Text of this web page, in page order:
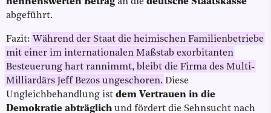
abgeführt.
Fazit: Während der Staat die heimischen Familienbetriebe
mit einer im internationalen Maßstab exorbitanten
Besteuerung hart rannimmt, bleibt die Firma des Multi-
Milliardärs Jeff Bezos ungeschoren. Diese
Ungleichbehandlung ist dem Vertrauen in die
Demokratie abträglich und fördert die Sehnsucht nach